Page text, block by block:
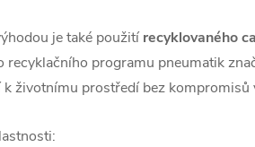
je také použití recyklovaného
recyklačního programu pneumatik
k životnímu prostředí bez